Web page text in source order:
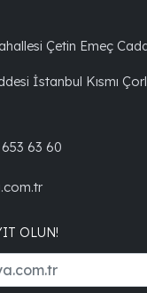
Çetin Emeç
İstanbul Kısmı
63 60
OLUN!